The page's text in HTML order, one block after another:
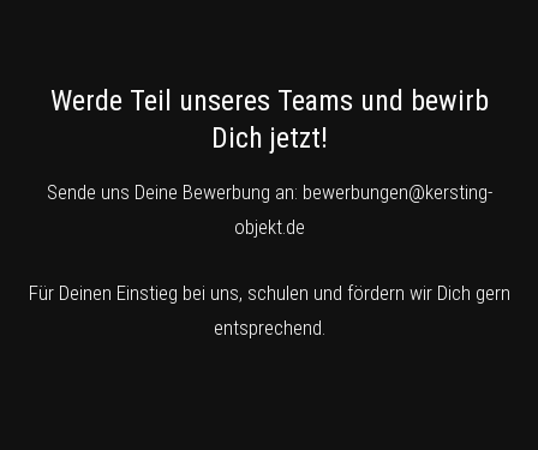
Werde Teil unseres Teams und bewirb
Dich jetzt!
Sende uns Deine Bewerbung an: bewerbungen@kersting-
objekt.de
Für Deinen Einstieg bei uns, schulen und fördern wir Dich gern
entsprechend.